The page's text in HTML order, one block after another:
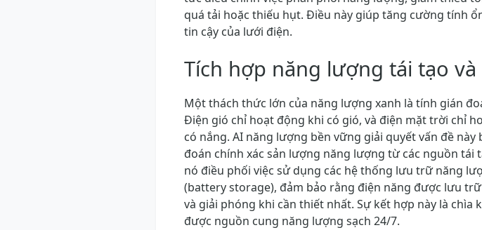
quá tải hoặc thiếu hụt. Điều này giúp tăng cường tính
tin cậy của lưới điện.
Tích hợp năng lượng tái tạo
Một thách thức lớn của năng lượng xanh là tính gián
Điện gió chỉ hoạt động khi có gió, và điện mặt trời chỉ
có nắng. AI năng lượng bền vững giải quyết vấn đề này
đoán chính xác sản lượng năng lượng từ các nguồn tái
nó điều phối việc sử dụng các hệ thống lưu trữ năng
(battery storage), đảm bảo rằng điện năng được lưu
và giải phóng khi cần thiết nhất. Sự kết hợp này là chìa
được nguồn cung năng lượng sạch 24/7.